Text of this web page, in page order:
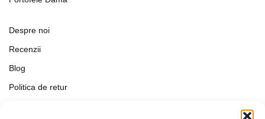
Despre noi
Recenzii
Blog
Politica de retur